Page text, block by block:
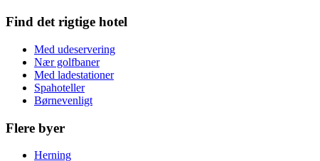
Find det rigtige hotel
Med udeservering
Nær golfbaner
Med ladestationer
Spahoteller
Børnevenligt
Flere byer
Herning